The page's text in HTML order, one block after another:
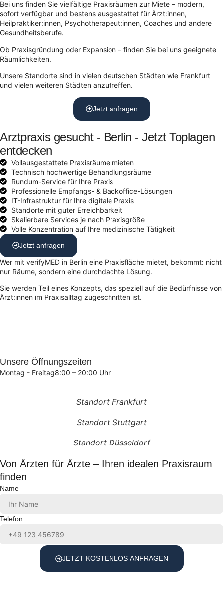
Bei uns finden Sie vielfältige Praxisräumen zur Miete – modern,
sofort verfügbar und bestens ausgestattet für Ärzt:innen,
Heilpraktiker:innen, Psychotherapeut:innen, Coaches und andere
Gesundheitsberufe.
Ob Praxisgründung oder Expansion – finden Sie bei uns geeignete
Räumlichkeiten.
Unsere Standorte sind in vielen deutschen Städten wie Frankfurt
und vielen weiteren Städten anzutreffen.
Jetzt anfragen
Arztpraxis gesucht - Berlin - Jetzt Toplagen
entdecken
Vollausgestattete Praxisräume mieten
Technisch hochwertige Behandlungsräume
Rundum-Service für Ihre Praxis
Professionelle Empfangs- & Backoffice-Lösungen
IT-Infrastruktur für Ihre digitale Praxis
Standorte mit guter Erreichbarkeit
Skalierbare Services je nach Praxisgröße
Volle Konzentration auf Ihre medizinische Tätigkeit
Jetzt anfragen
Wer mit verifyMED in Berlin eine Praxisfläche mietet, bekommt: nicht
nur Räume, sondern eine durchdachte Lösung.
Sie werden Teil eines Konzepts, das speziell auf die Bedürfnisse von
Ärzt:innen im Praxisalltag zugeschnitten ist.
Unsere Öffnungszeiten
Montag - Freitag8:00 – 20:00 Uhr
Standort Frankfurt
Standort Stuttgart
Standort Düsseldorf
Von Ärzten für Ärzte – Ihren idealen Praxisraum
finden
Name
Telefon
JETZT KOSTENLOS ANFRAGEN